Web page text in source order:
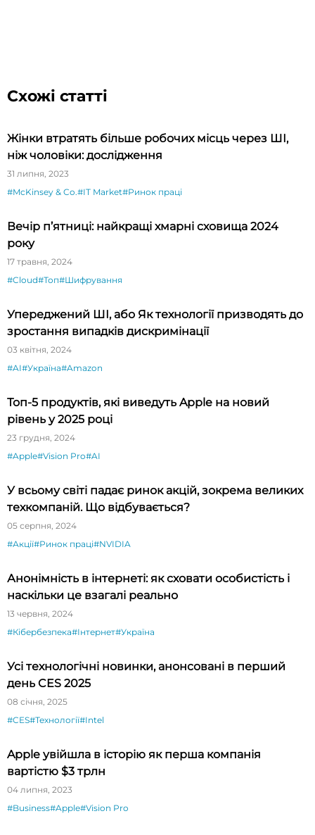
Схожі статті
Жінки втратять більше робочих місць через ШІ,
ніж чоловіки: дослідження
31 липня, 2023
#McKinsey & Co.#IT Market#Ринок праці
Вечір п’ятниці: найкращі хмарні сховища 2024
року
17 травня, 2024
#Cloud#Топ#Шифрування
Упереджений ШІ, або Як технології призводять до
зростання випадків дискримінації
03 квітня, 2024
#AI#Україна#Amazon
Топ-5 продуктів, які виведуть Apple на новий
рівень у 2025 році
23 грудня, 2024
#Apple#Vision Pro#AI
У всьому світі падає ринок акцій, зокрема великих
техкомпаній. Що відбувається?
05 серпня, 2024
#Акції#Ринок праці#NVIDIA
Анонімність в інтернеті: як сховати особистість і
наскільки це взагалі реально
13 червня, 2024
#Кібербезпека#Інтернет#Україна
Усі технологічні новинки, анонсовані в перший
день CES 2025
08 січня, 2025
#CES#Технології#Intel
Apple увійшла в історію як перша компанія
вартістю $3 трлн
04 липня, 2023
#Business#Apple#Vision Pro